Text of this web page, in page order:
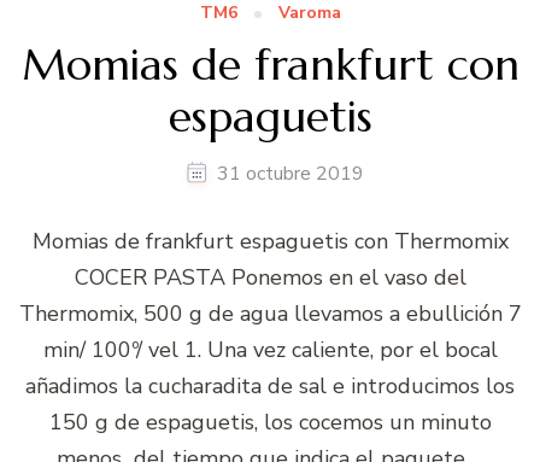
TM6
Varoma
Momias de frankfurt con
espaguetis
31 octubre 2019
Momias de frankfurt espaguetis con Thermomix
COCER PASTA Ponemos en el vaso del
Thermomix, 500 g de agua llevamos a ebullición 7
min/ 100º/ vel 1. Una vez caliente, por el bocal
añadimos la cucharadita de sal e introducimos los
150 g de espaguetis, los cocemos un minuto